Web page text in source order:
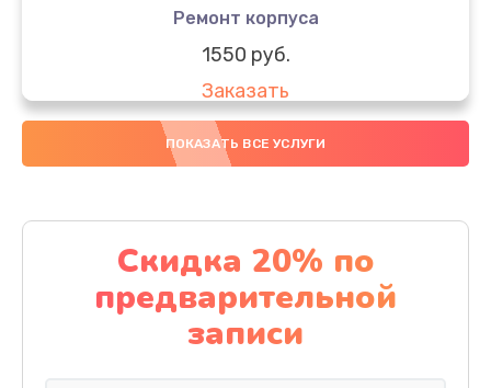
Ремонт корпуса
1550 руб.
Заказать
Настройка
Заказать
Ремонт кнопки
1200 руб.
Заказать
ПОКАЗАТЬ ВСЕ УСЛУГИ
Скидка 20% по
предварительной
записи